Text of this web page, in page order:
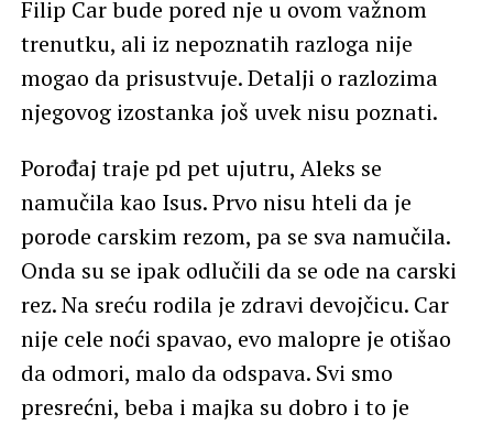
Filip Car bude pored nje u ovom važnom
trenutku, ali iz nepoznatih razloga nije
mogao da prisustvuje. Detalji o razlozima
njegovog izostanka još uvek nisu poznati.
Porođaj traje pd pet ujutru, Aleks se
namučila kao Isus. Prvo nisu hteli da je
porode carskim rezom, pa se sva namučila.
Onda su se ipak odlučili da se ode na carski
rez. Na sreću rodila je zdravi devojčicu. Car
nije cele noći spavao, evo malopre je otišao
da odmori, malo da odspava. Svi smo
presrećni, beba i majka su dobro i to je